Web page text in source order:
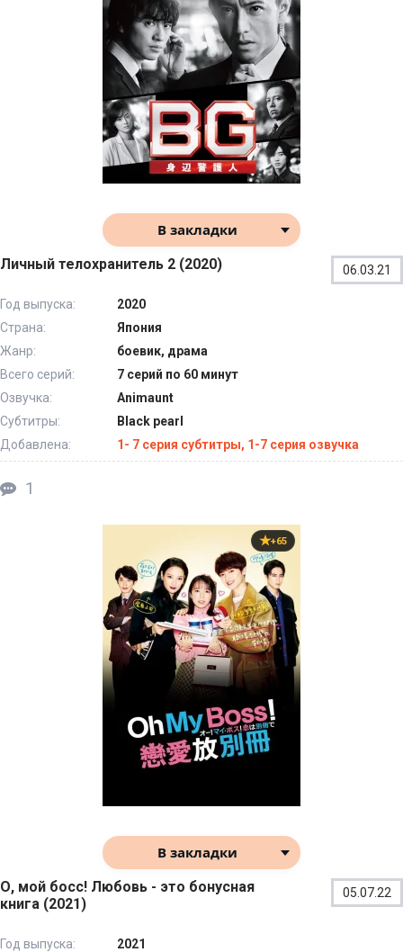
В закладки
Личный телохранитель 2 (2020) 06.03.21
Год выпуска:
2020
Страна:
Япония
Жанр:
боевик, драма
Всего серий:
7 серий по 60 минут
Озвучка:
Animaunt
Субтитры:
Black pearl
Добавлена:
1- 7 серия субтитры, 1-7 серия озвучка
1
+65
В закладки
О, мой босс! Любовь - это бонусная
книга (2021)
05.07.22
Год выпуска:
2021